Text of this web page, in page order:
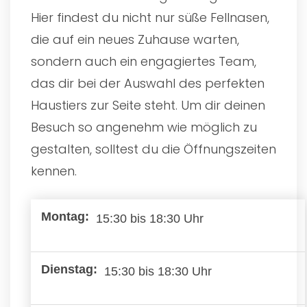
Hier findest du nicht nur süße Fellnasen,
die auf ein neues Zuhause warten,
sondern auch ein engagiertes Team,
das dir bei der Auswahl des perfekten
Haustiers zur Seite steht. Um dir deinen
Besuch so angenehm wie möglich zu
gestalten, solltest du die Öffnungszeiten
kennen.
15:30 bis 18:30 Uhr
15:30 bis 18:30 Uhr